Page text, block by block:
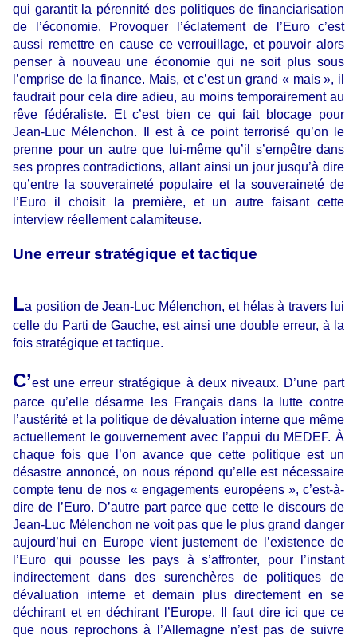
qui garantit la pérennité des politiques de financiarisation
de l’économie. Provoquer l’éclatement de l’Euro c’est
aussi remettre en cause ce verrouillage, et pouvoir alors
penser à nouveau une économie qui ne soit plus sous
l’emprise de la finance. Mais, et c’est un grand « mais », il
faudrait pour cela dire adieu, au moins temporairement au
rêve fédéraliste. Et c’est bien ce qui fait blocage pour
Jean-Luc Mélenchon. Il est à ce point terrorisé qu’on le
prenne pour un autre que lui-même qu’il s’empêtre dans
ses propres contradictions, allant ainsi un jour jusqu’à dire
qu’entre la souveraineté populaire et la souveraineté de
l’Euro il choisit la première, et un autre faisant cette
interview réellement calamiteuse.
Une erreur stratégique et tactique
La position de Jean-Luc Mélenchon, et hélas à travers lui
celle du Parti de Gauche, est ainsi une double erreur, à la
fois stratégique et tactique.
C’est une erreur stratégique à deux niveaux. D’une part
parce qu’elle désarme les Français dans la lutte contre
l’austérité et la politique de dévaluation interne que même
actuellement le gouvernement avec l’appui du MEDEF. À
chaque fois que l’on avance que cette politique est un
désastre annoncé, on nous répond qu’elle est nécessaire
compte tenu de nos « engagements européens », c’est-à-
dire de l’Euro. D’autre part parce que cette le discours de
Jean-Luc Mélenchon ne voit pas que le plus grand danger
aujourd’hui en Europe vient justement de l’existence de
l’Euro qui pousse les pays à s’affronter, pour l’instant
indirectement dans des surenchères de politiques de
dévaluation interne et demain plus directement en se
déchirant et en déchirant l’Europe. Il faut dire ici que ce
que nous reprochons à l’Allemagne n’est pas de suivre